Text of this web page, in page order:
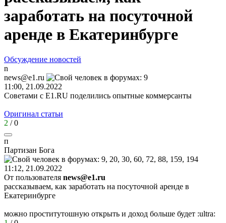
заработать на посуточной
аренде в Екатеринбурге
Обсуждение новостей
n
news@e1.ru
11:00, 21.09.2022
Советами с E1.RU поделились опытные коммерсанты
Оригинал статьи
2 /0
п
Партизан Бога
11:12, 21.09.2022
От пользователя news@e1.ru
рассказываем, как заработать на посуточной аренде в
Екатеринбурге
можно проститутошную открыть и доход больше будет :ultra: